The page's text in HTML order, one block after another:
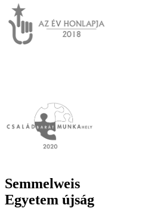
Semmelweis
Egyetem újság